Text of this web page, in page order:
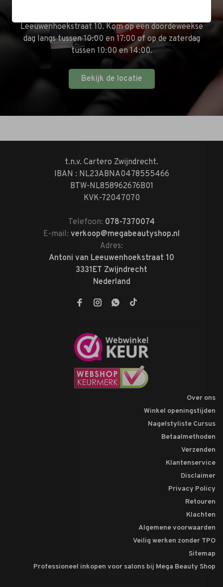
Leeuwenhoekstraat 10. Kom op een doordeweekse
dag langs tussen 10:00 en 17:00 of op de zaterdag
tussen 10:00 en 14:00.
Bekijk de locatie
t.n.v. Cartero Zwijndrecht.
IBAN : NL23ABNA0478555466
BTW-NL858962676B01
KVK-72047070
Telefoon: 078-7370074
E-mail: verkoop@megabeautyshop.nl
Adres:
Antoni van Leeuwenhoekstraat 10
3331ET Zwijndrecht
Nederland
Over ons
Winkel openingstijden
Nagelstyliste Cursus
Betaalmethoden
Verzenden
Klantenservice
Disclaimer
Privacy Policy
Retouren
Klachten
Algemene voorwaarden
Veilig werken zonder TPO
Sitemap
Professioneel inkopen voor salons bij Mega Beauty Shop